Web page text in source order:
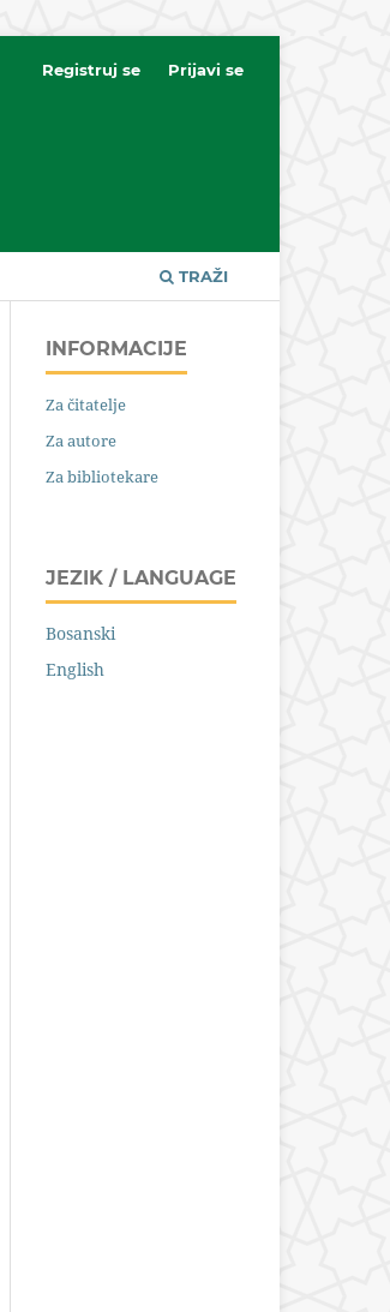
TRAŽI
Registruj se Prijavi se
INFORMACIJE
Za čitatelje
Za autore
Za bibliotekare
JEZIK / LANGUAGE
Bosanski
English